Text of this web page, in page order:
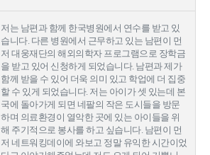
저는 남편과 함께 한국병원에서 연수를 받고 있
습니다. 다른 병원에서 근무하고 있는 남편이 먼
저 대웅재단의 해외의학자 프로그램으로 장학금
을 받고 있어 신청하게 되었습니다. 남편과 제가
함께 받을 수 있어 더욱 의미 있고 학업에 더 집중
할 수 있게 되었습니다. 저는 아이가 셋 있는데 본
국에 돌아가게 되면 네팔의 작은 도시들을 방문
하며 의료환경이 열악한 곳에 있는 아이들을 위
해 주기적으로 봉사를 하고 싶습니다. 남편이 먼
저 네트워킹데이에 와보고 정말 유익한 시간이었